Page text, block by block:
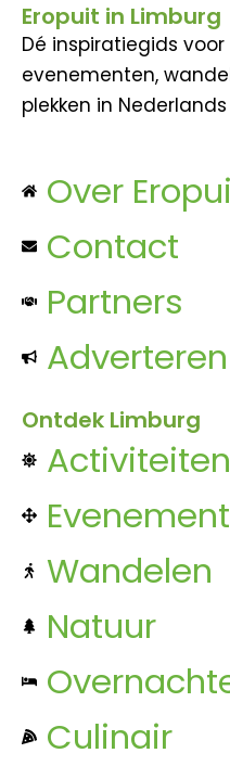
Eropuit in Limburg
Dé inspiratiegids
evenementen,
plekken in
Over
Contact
Partners
Adverteren
Ontdek Limburg
Activiteiten
Wandelen
Natuur
Culinair